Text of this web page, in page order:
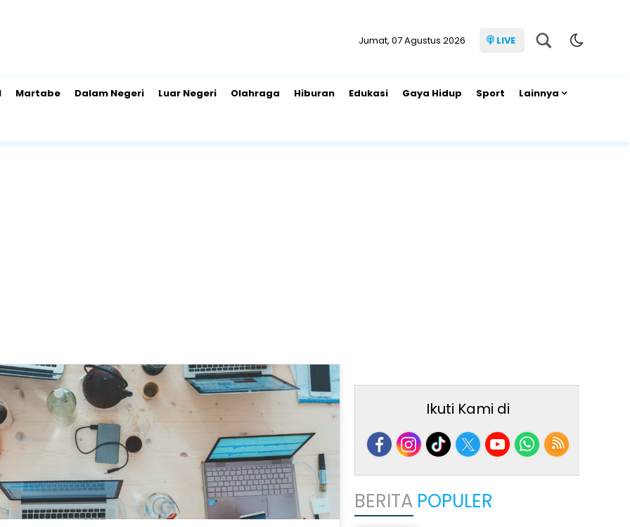
Jumat, 07 Agustus 2026 LIVE
Martabe Dalam Negeri Luar Negeri Olahraga Hiburan Edukasi Gaya Hidup Sport Lainnya
Ikuti Kami di
BERITA POPULER